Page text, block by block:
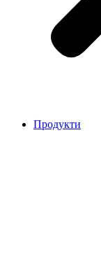
Продукти